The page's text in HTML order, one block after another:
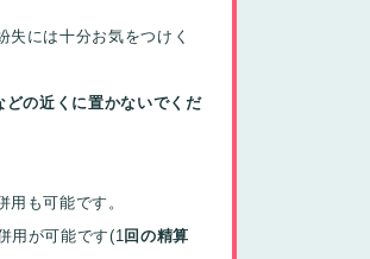
失には十分お気をつけく
どの近くに置かないでくだ
も可能です。
用が可能です(1回の精算